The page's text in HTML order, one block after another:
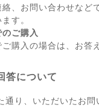
、お問い合わせなど
す。
ご購入
購入の場合は、お答
答について
通り、いただいたお問